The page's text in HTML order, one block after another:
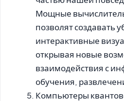
Мощные
позволят создавать
интерактивные
открывая новые
взаимодействия с
обучения,
Компьютеры